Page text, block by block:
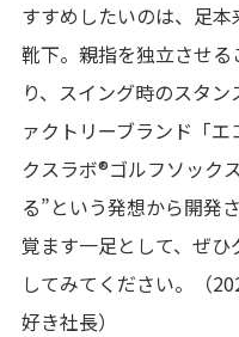
すすめしたいのは、足
靴下。親指を独立させ
り、スイング時のスタ
ァクトリーブランド「
クスラボ®ゴルフソック
る”という発想から開発
覚ます一足として、ぜ
してみてください。（
好き社長）